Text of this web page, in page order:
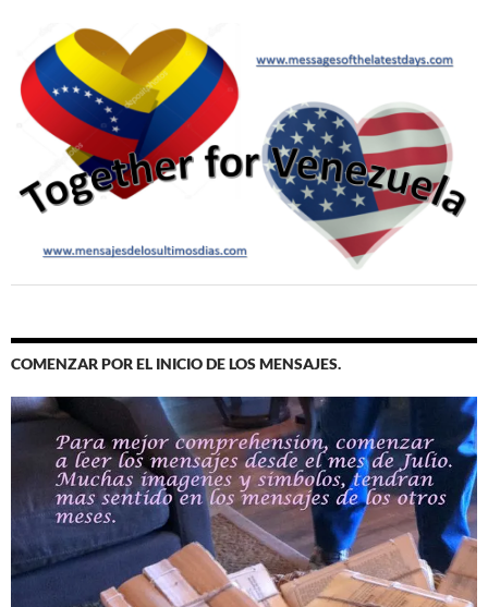
COMENZAR POR EL INICIO DE LOS MENSAJES.